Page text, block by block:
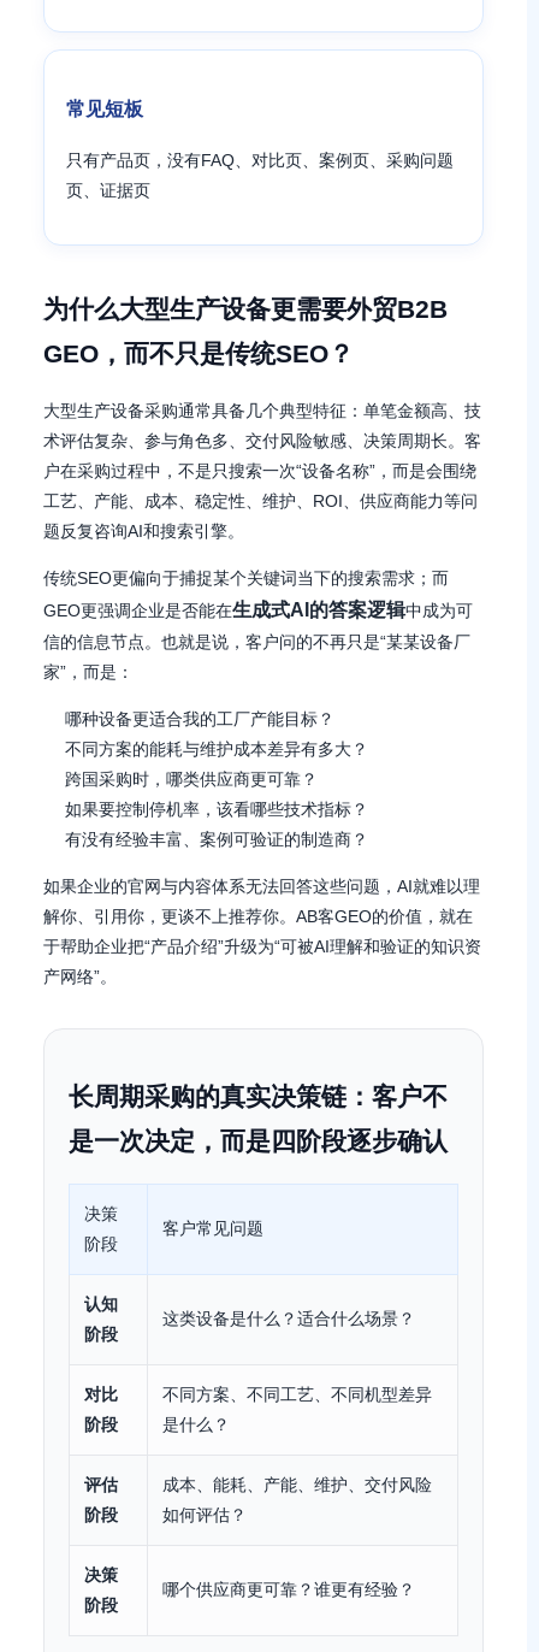
常见短板
只有产品页，没有FAQ、对比页、案例页、采购问题
页、证据页
为什么大型生产设备更需要外贸B2B
GEO，而不只是传统SEO？
大型生产设备采购通常具备几个典型特征：单笔金额高、技
术评估复杂、参与角色多、交付风险敏感、决策周期长。客
户在采购过程中，不是只搜索一次“设备名称”，而是会围绕
工艺、产能、成本、稳定性、维护、ROI、供应商能力等问
题反复咨询AI和搜索引擎。
传统SEO更偏向于捕捉某个关键词当下的搜索需求；而
GEO更强调企业是否能在生成式AI的答案逻辑中成为可
信的信息节点。也就是说，客户问的不再只是“某某设备厂
家”，而是：
哪种设备更适合我的工厂产能目标？
不同方案的能耗与维护成本差异有多大？
跨国采购时，哪类供应商更可靠？
如果要控制停机率，该看哪些技术指标？
有没有经验丰富、案例可验证的制造商？
如果企业的官网与内容体系无法回答这些问题，AI就难以理
解你、引用你，更谈不上推荐你。AB客GEO的价值，就在
于帮助企业把“产品介绍”升级为“可被AI理解和验证的知识资
产网络”。
长周期采购的真实决策链：客户不
是一次决定，而是四阶段逐步确认
决策
阶段
客户常见问题
认知
阶段
这类设备是什么？适合什么场景？
对比
阶段
不同方案、不同工艺、不同机型差异
是什么？
评估
阶段
成本、能耗、产能、维护、交付风险
如何评估？
决策
阶段
哪个供应商更可靠？谁更有经验？